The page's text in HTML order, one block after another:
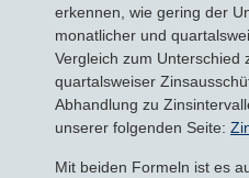
erkennen, wie gering der
monatlicher und
Vergleich zum Unterschied
quartalsweiser
Abhandlung zu
unserer folgenden Seite:
Mit beiden Formeln ist es